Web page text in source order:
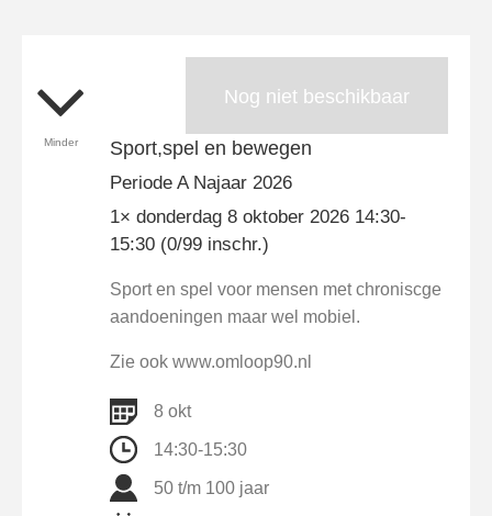
Nog niet beschikbaar
Minder Sport,spel en bewegen
Periode A Najaar 2026
1× donderdag 8 oktober 2026 14:30-
15:30 (0/99 inschr.)
Sport en spel voor mensen met chroniscge
aandoeningen maar wel mobiel.
Zie ook www.omloop90.nl
8 okt
14:30-15:30
50 t/m 100 jaar